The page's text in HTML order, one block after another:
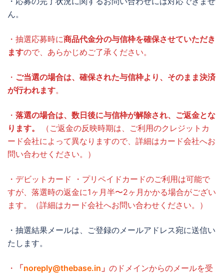
ん。
・抽選応募時に商品代金分の与信枠を確保させていただき
ますので、あらかじめご了承ください。
・ ご当選の場合は、確保された与信枠より、そのまま決済
が行われます。
・ 落選の場合は、数日後に与信枠が解除され、ご返金とな
ります。
（ご返金の反映時期は、ご利用のクレジットカ
ード会社によって異なりますので、詳細はカード会社へお
問い合わせください。）
・デビットカード ・プリペイドカードのご利用は可能で
すが、落選時の返金に1ヶ月半〜2ヶ月かかる場合がござい
ます。（詳細はカード会社へお問い合わせください。）
・抽選結果メールは、ご登録のメールアドレス宛に送信い
たします。
・ 「noreply@thebase.in 」 のドメインからのメールを受